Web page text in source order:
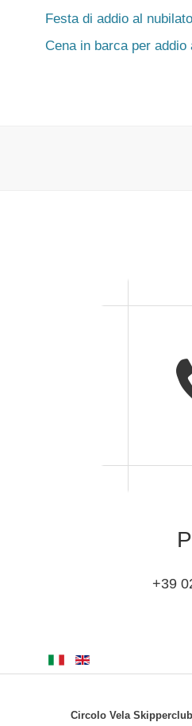
Festa di addio al
Cena in barca per addio
+39
Circolo Vela